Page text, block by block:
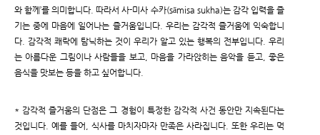
와 함께’를 의미합니다. 따라서 사-미사 수카(sāmisa sukha)는 감각 입력을 즐
기는 중에 마음에 일어나는 즐거움입니다. 우리는 감각적 즐거움에 익숙합니
다. 감각적 쾌락에 탐닉하는 것이 우리가 알고 있는 행복의 전부입니다. 우리
는 아름다운 그림이나 사람들을 보고, 마음을 가라앉히는 음악을 듣고, 좋은
음식을 맛보는 등을 하고 싶어합니다.
* 감각적 즐거움의 단점은 그 경험이 특정한 감각적 사건 동안만 지속된다는
것입니다. 예를 들어, 식사를 마치자마자 만족은 사라집니다. 또한 우리는 먹